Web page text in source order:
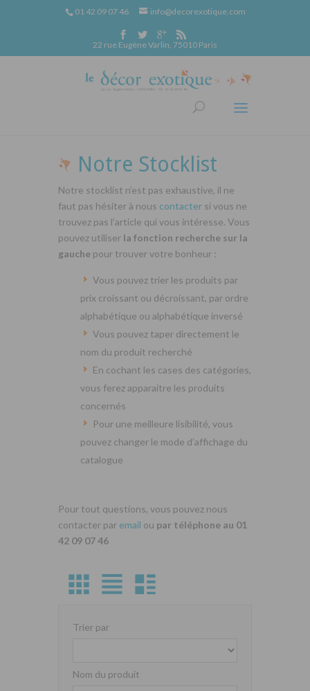
01 42 09 07 46 info@decorexotique.com
22 rue Eugène Varlin, 75010 Paris
Notre Stocklist
Notre stocklist n’est pas exhaustive, il ne
faut pas hésiter à nous contacter si vous ne
trouvez pas l’article qui vous intéresse. Vous
pouvez utiliser la fonction recherche sur la
gauche pour trouver votre bonheur :
Vous pouvez trier les produits par
prix croissant ou décroissant, par ordre
alphabétique ou alphabétique inversé
Vous pouvez taper directement le
nom du produit recherché
En cochant les cases des catégories,
vous ferez apparaitre les produits
concernés
Pour une meilleure lisibilité, vous
pouvez changer le mode d’affichage du
catalogue
Pour tout questions, vous pouvez nous
contacter par email ou par téléphone au 01
42 09 07 46
Trier par
Nom du produit